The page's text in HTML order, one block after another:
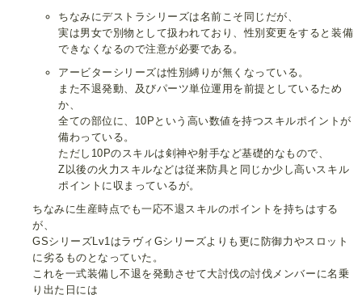
ちなみにデストラシリーズは名前こそ同じだが、
実は男女で別物として扱われており、性別変更をすると装備
できなくなるので注意が必要である。
アービターシリーズは性別縛りが無くなっている。
また不退発動、及びパーツ単位運用を前提としているため
か、
全ての部位に、10Pという高い数値を持つスキルポイントが
備わっている。
ただし10Pのスキルは剣神や射手など基礎的なもので、
Z以後の火力スキルなどは従来防具と同じか少し高いスキル
ポイントに収まっているが。
ちなみに生産時点でも一応不退スキルのポイントを持ちはする
が、
GSシリーズLv1はラヴィGシリーズよりも更に防御力やスロット
に劣るものとなっていた。
これを一式装備し不退を発動させて大討伐の討伐メンバーに名乗
り出た日には